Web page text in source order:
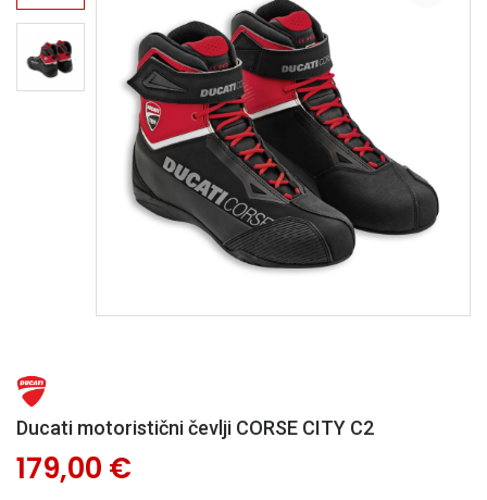
Ducati motoristični čevlji CORSE CITY C2
179,00 €